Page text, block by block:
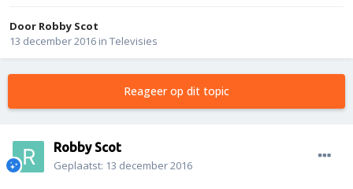
Door Robby Scot
13 december 2016 in Televisies
Reageer op dit topic
Robby Scot
Geplaatst: 13 december 2016